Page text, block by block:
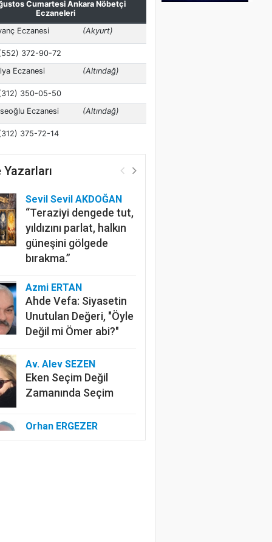
Yazarları
Sevil Sevil AKDOĞAN
“Teraziyi dengede tut,
yıldızını parlat, halkın
güneşini gölgede
bırakma.”
Azmi ERTAN
Ahde Vefa: Siyasetin
Unutulan Değeri, "Öyle
Değil mi Ömer abi?"
Av. Alev SEZEN
Eken Seçim Değil
Zamanında Seçim
Orhan ERGEZER
Kelimelerle Başlayan